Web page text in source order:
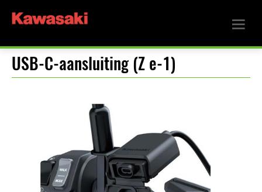
USB-C-aansluiting (Z e-1)